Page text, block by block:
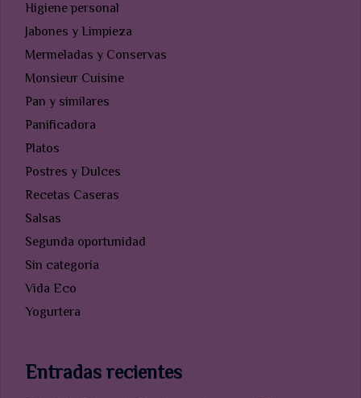
Higiene personal
Jabones y Limpieza
Mermeladas y Conservas
Monsieur Cuisine
Pan y similares
Panificadora
Platos
Postres y Dulces
Recetas Caseras
Salsas
Segunda oportunidad
Sin categoría
Vida Eco
Yogurtera
Entradas recientes